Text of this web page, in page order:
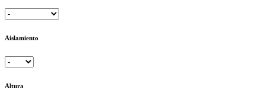
Aislamiento
Altura